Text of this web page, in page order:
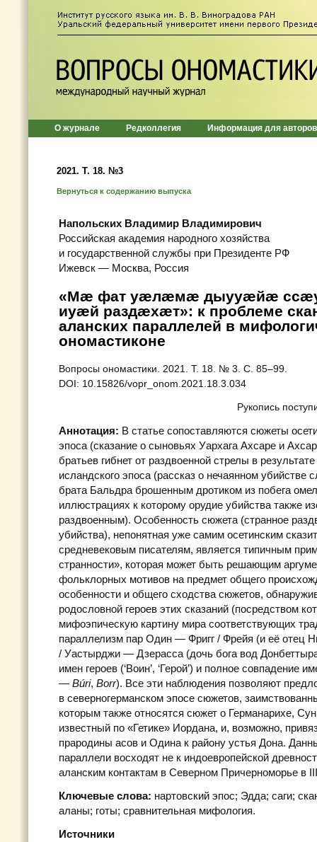
О журнале Редколлегия Информация для авторов
2021. Т. 18. №3
Вернуться к содержанию выпуска
Напольских Владимир Владимирович
Российская академия народного хозяйства
и государственной службы при Президенте РФ
Ижевск — Москва, Россия
«Мæ фат уæлæмæ дыууæйæ
иуæй раздæхæт»: к проблеме
аланских параллелей в
ономастиконе
Вопросы ономастики. 2021. Т. 18. № 3. С. 85–99.
DOI: 10.15826/vopr_onom.2021.18.3.034
Рукопись
Аннотация: В статье сопоставляются сюжеты
эпоса (сказание о сыновьях Уархага Ахсаре и
братьев гибнет от раздвоенной стрелы в
исландского эпоса (рассказ о нечаянном убийстве
брата Бальдра брошенным дротиком из побега
иллюстрациях к которому орудие убийства также
раздвоенным). Особенность сюжета (странное
убийства), непонятная уже самим осетинским
средневековым писателям, является типичным
странности», которая может быть решающим
фольклорных мотивов на предмет общего
особенности и общего сходства сюжетов,
родословной героев этих сказаний (посредством
мифоэпическую картину мира соответствующих
параллелизм пар Один — Фригг / Фрейя (и её отец
/ Уастырджи — Дзерасса (дочь бога вод
имен героев (‘Воин’, ‘Герой’) и полное совпадение
— Búri, Borr). Все эти наблюдения позволяют
в северногерманском эпосе сюжетов,
которым также относятся сюжет о Германарихе,
известный по «Гетике» Иордана, и, возможно,
прародины асов и Одина к району устья Дона.
параллели восходят не к индоевропейской
аланским контактам в Северном Причерноморье в
Ключевые слова: нартовский эпос; Эдда; саги;
аланы; готы; сравнительная мифология.
Источники